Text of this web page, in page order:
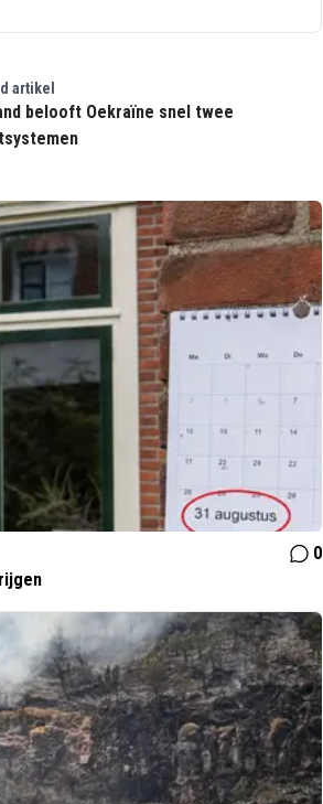
artikel
belooft Oekraïne snel twee
0